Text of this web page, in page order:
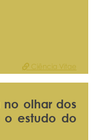
Ciência Vitae
olhar dos
o estudo do